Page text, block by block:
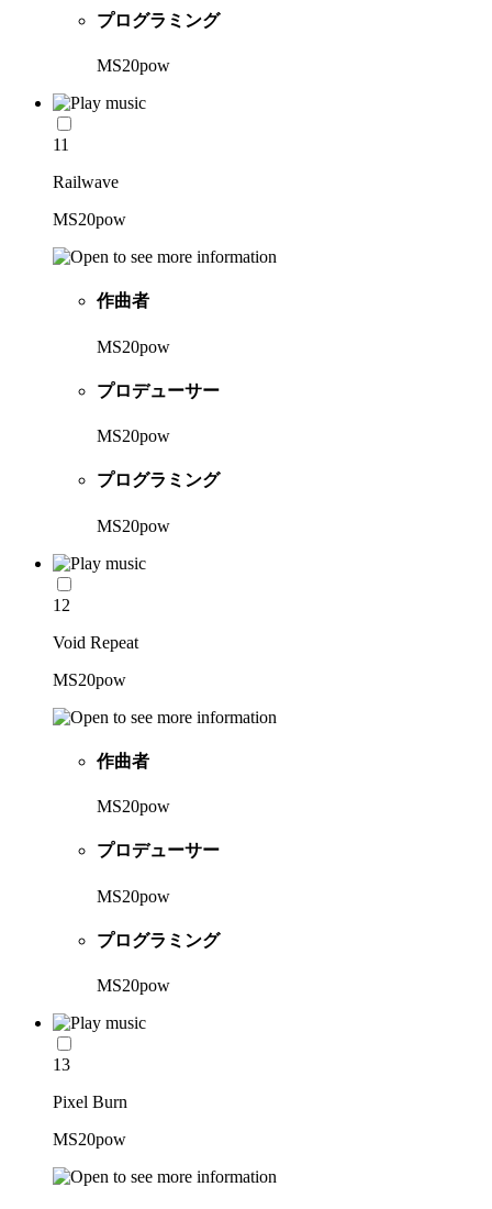
プログラミング
MS20pow
11
Railwave
MS20pow
作曲者
MS20pow
プロデューサー
MS20pow
プログラミング
MS20pow
12
Void Repeat
MS20pow
作曲者
MS20pow
プロデューサー
MS20pow
プログラミング
MS20pow
13
Pixel Burn
MS20pow